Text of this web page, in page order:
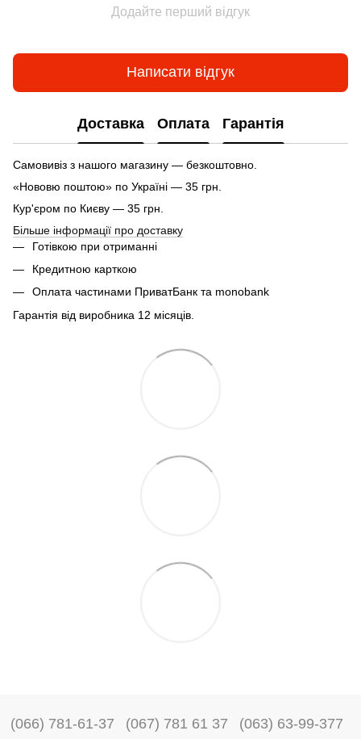
Додайте перший відгук
Написати відгук
Доставка Оплата Гарантія
Самовивіз з нашого магазину — безкоштовно.
«Нововю поштою» по Україні — 35 грн.
Кур'єром по Києву — 35 грн.
Більше інформації про доставку
Готівкою при отриманні
Кредитною карткою
Оплата частинами ПриватБанк та monobank
Гарантія від виробника 12 місяців.
(066) 781-61-37 (067) 781 61 37 (063) 63-99-377